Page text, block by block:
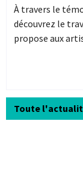
À travers le
découvrez le
propose aux
Toute